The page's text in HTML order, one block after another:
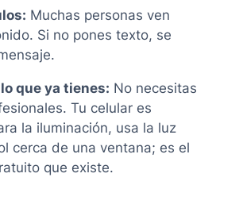
Muchas personas ven
Si no pones texto, se
que ya tienes: No necesitas
Tu celular es
la iluminación, usa la luz
cerca de una ventana; es el
que existe.